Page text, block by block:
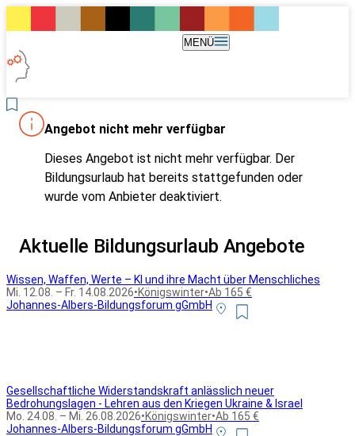
MENÜ
Angebot nicht mehr verfügbar
Dieses Angebot ist nicht mehr verfügbar. Der
Bildungsurlaub hat bereits stattgefunden oder
wurde vom Anbieter deaktiviert.
Aktuelle Bildungsurlaub Angebote
Wissen, Waffen, Werte – KI und ihre Macht über Menschliches
Mi. 12.08. – Fr. 14.08.2026•Königswinter•Ab 165 €
Johannes-Albers-Bildungsforum gGmbH
Gesellschaftliche Widerstandskraft anlässlich neuer
Bedrohungslagen - Lehren aus den Kriegen Ukraine & Israel
Mo. 24.08. – Mi. 26.08.2026•Königswinter•Ab 165 €
Johannes-Albers-Bildungsforum gGmbH